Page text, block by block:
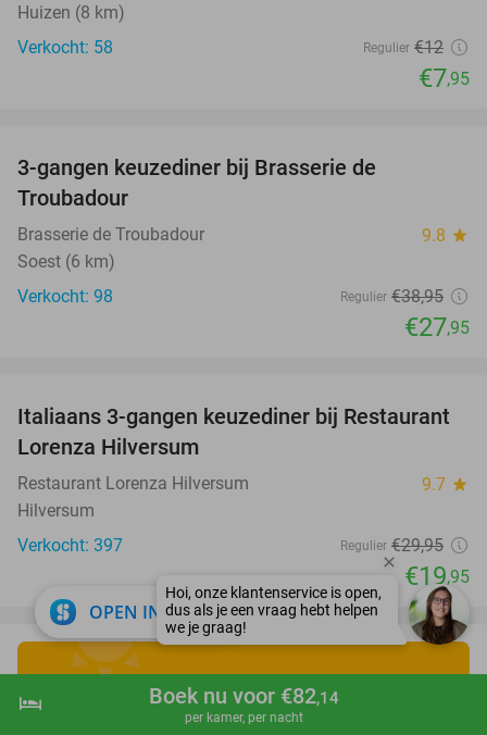
shopping_cart Boek nu
hotel Boek nu voor €82,14
per kamer, per nacht
Huizen (8 km)
Verkocht: 58
Regulier €12
€7,95
3-gangen keuzediner bij Brasserie de
Troubadour
Brasserie de Troubadour 9.8 star
Soest (6 km)
Verkocht: 98
Regulier €38,95
€27,95
33%
Italiaans 3-gangen keuzediner bij Restaurant
Lorenza Hilversum
Restaurant Lorenza Hilversum 9.7 star
Hilversum
Verkocht: 397
Regulier €29,95
€19,95
Ontdek de leukste
OPEN IN APP close